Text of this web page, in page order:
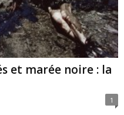
et marée noire : la
1